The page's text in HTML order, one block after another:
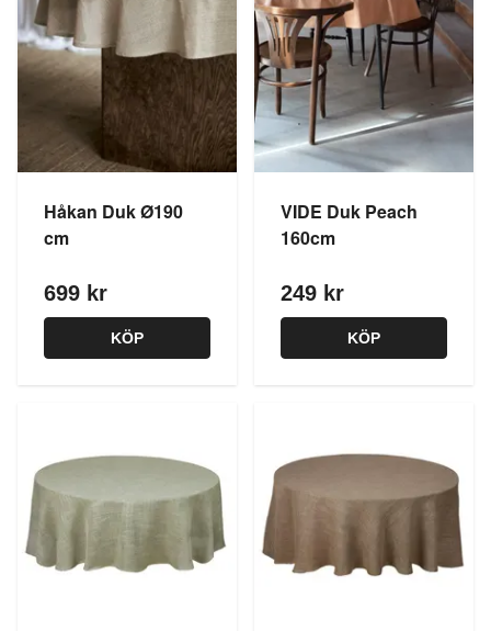
Håkan Duk Ø190
cm
699 kr
KÖP
VIDE Duk Peach
160cm
249 kr
KÖP